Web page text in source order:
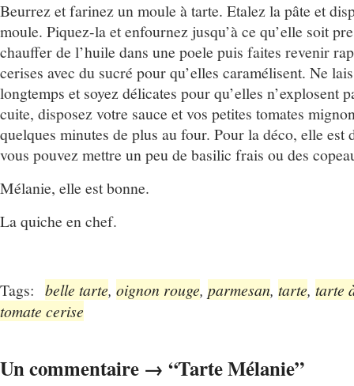
Beurrez et farinez un moule à tarte. Etalez la pâte et
moule. Piquez-la et enfournez jusqu’à ce qu’elle soit
chauffer de l’huile dans une poele puis faites revenir
cerises avec du sucré pour qu’elles caramélisent. Ne
longtemps et soyez délicates pour qu’elles n’explosent
cuite, disposez votre sauce et vos petites tomates
quelques minutes de plus au four. Pour la déco, elle est
vous pouvez mettre un peu de basilic frais ou des
Mélanie, elle est bonne.
La quiche en chef.
Tags: belle tarte, oignon rouge, parmesan, tarte, tarte
tomate cerise
Un commentaire → “Tarte Mélanie”